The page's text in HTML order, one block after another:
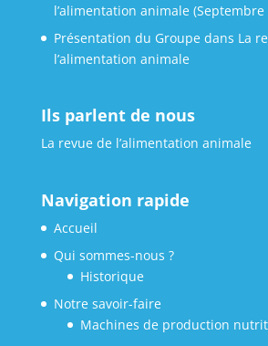
l’alimentation animale (Septembre
Présentation du Groupe dans La
l’alimentation animale
Ils parlent de nous
La revue de l’alimentation animale
Navigation rapide
Accueil
Qui sommes-nous ?
Historique
Notre savoir-faire
Machines de production